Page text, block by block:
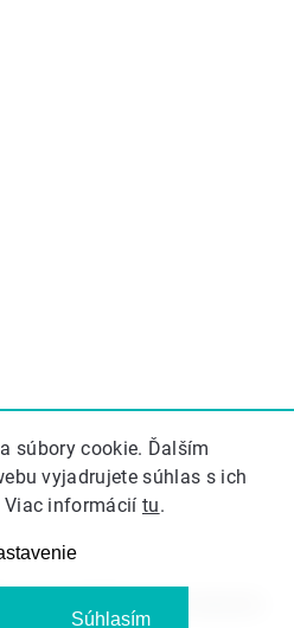
súbory cookie. Ďalším
vyjadrujete súhlas s ich
informácií tu.
Súhlasím